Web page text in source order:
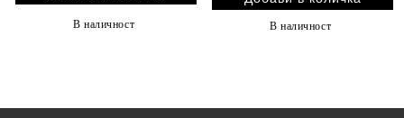
В наличност В наличност